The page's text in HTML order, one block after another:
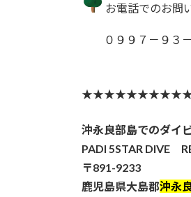
お電話でのお
０９９７－９３－
沖永良部島でのダイ
PADI 5STAR DIVE
〒891-9233
鹿児島県大島郡沖永